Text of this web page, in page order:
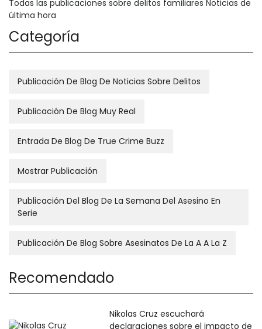
Todas las publicaciones sobre delitos familiares Noticias de
última hora
Categoría
Publicación De Blog De Noticias Sobre Delitos
Publicación De Blog Muy Real
Entrada De Blog De True Crime Buzz
Mostrar Publicación
Publicación Del Blog De La Semana Del Asesino En
Serie
Publicación De Blog Sobre Asesinatos De La A A La Z
Recomendado
Nikolas Cruz escuchará
declaraciones sobre el impacto de